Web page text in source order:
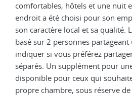
comfortables, hôtels et une nuit
endroit a été choisi pour son
son caractère local et sa qualité.
basé sur 2 personnes
indiquer si vous préférez
séparés. Un supplément pour
disponible pour ceux qui
propre chambre, sous réserve